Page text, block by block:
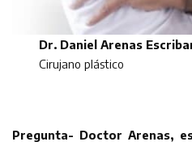
Dr. Daniel Arenas
Cirujano plástico
Pregunta- Doctor Arenas,